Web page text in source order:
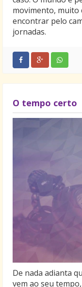
movimento, muito
encontrar pelo
jornadas.
O tempo certo
De nada adianta
vem ao seu